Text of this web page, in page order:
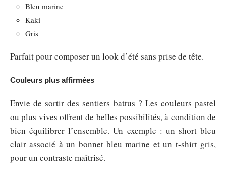
Bleu marine
Kaki
Gris
Parfait pour composer un look d’été sans prise de tête.
Couleurs plus affirmées
Envie de sortir des sentiers battus ? Les couleurs pastel
ou plus vives offrent de belles possibilités, à condition de
bien équilibrer l’ensemble. Un exemple : un short bleu
clair associé à un bonnet bleu marine et un t-shirt gris,
pour un contraste maîtrisé.